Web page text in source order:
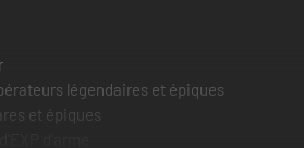
légendaires et épiques
et épiques